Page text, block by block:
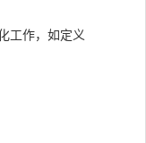
工作，如定义